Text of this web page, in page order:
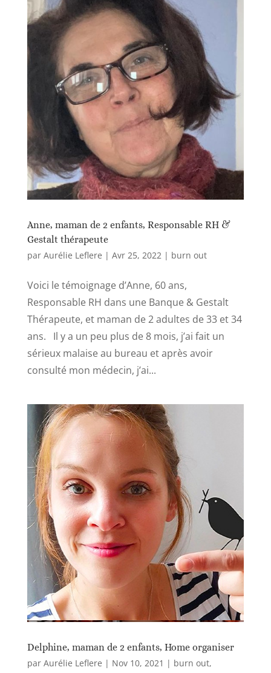
Anne, maman de 2 enfants, Responsable RH &
Gestalt thérapeute
par Aurélie Leflere | Avr 25, 2022| burn out
Voici le témoignage d’Anne, 60 ans,
Responsable RH dans une Banque & Gestalt
Thérapeute, et maman de 2 adultes de 33 et 34
ans. Il y a un peu plus de 8 mois, j’ai fait un
sérieux malaise au bureau et après avoir
consulté mon médecin, j’ai...
Delphine, maman de 2 enfants, Home organiser
par Aurélie Leflere | Nov 10, 2021 | burn out,